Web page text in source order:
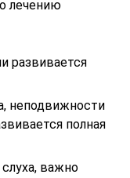
лечению
развивается
неподвижности
полная
важно